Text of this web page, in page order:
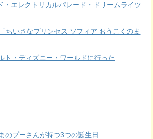
・エレクトリカルパレード・ドリームライツ
ちいさなプリンセス ソフィア おうこくのま
ト・ディズニー・ワールドに行った
のプーさんが持つ3つの誕生日